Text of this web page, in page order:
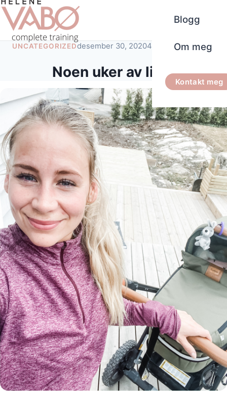
Blogg
Om meg
Kontakt meg
UNCATEGORIZEDdesember 30, 20204 minutters lesetid
Noen uker av livet